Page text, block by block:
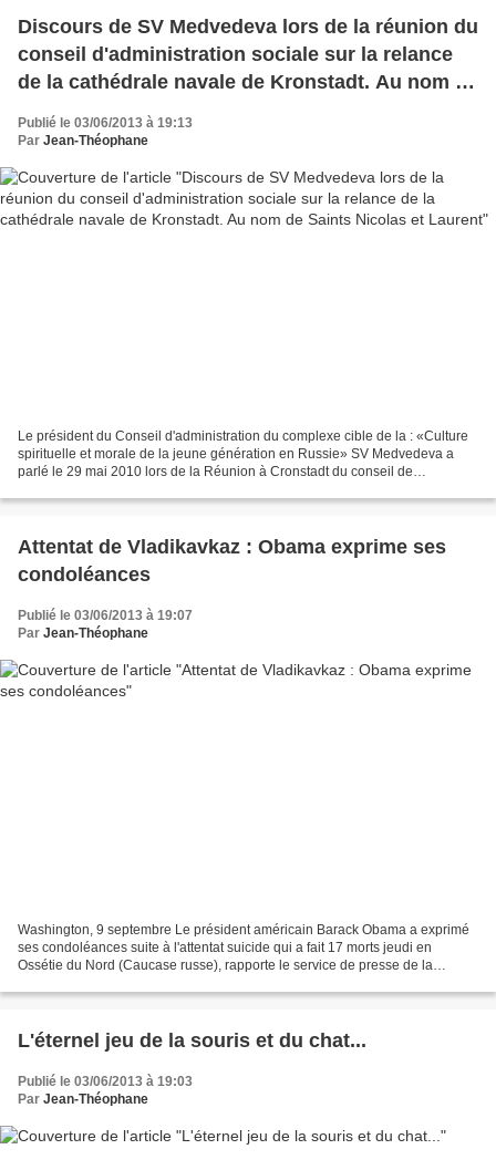
Discours de SV Medvedeva lors de la réunion du
conseil d'administration sociale sur la relance
de la cathédrale navale de Kronstadt. Au nom de
Publié le 03/06/2013 à 19:13
Par Jean-Théophane
Le président du Conseil d'administration du complexe cible de la : «Culture
spirituelle et morale de la jeune génération en Russie» SV Medvedeva a
parlé le 29 mai 2010 lors de la Réunion à Cronstadt du conseil de
Attentat de Vladikavkaz : Obama exprime ses
condoléances
Publié le 03/06/2013 à 19:07
Par Jean-Théophane
Washington, 9 septembre Le président américain Barack Obama a exprimé
ses condoléances suite à l'attentat suicide qui a fait 17 morts jeudi en
Ossétie du Nord (Caucase russe), rapporte le service de presse de la
L'éternel jeu de la souris et du chat...
Publié le 03/06/2013 à 19:03
Par Jean-Théophane